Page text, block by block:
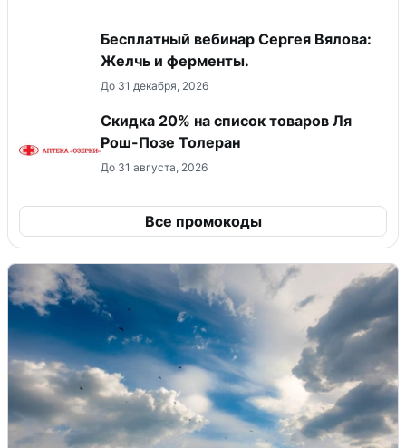
Бесплатный вебинар Сергея Вялова:
Желчь и ферменты.
До 31 декабря, 2026
Скидка 20% на список товаров Ля
Рош-Позе Толеран
До 31 августа, 2026
Все промокоды